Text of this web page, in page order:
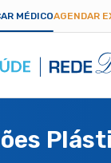
MÉDICOAGENDAR